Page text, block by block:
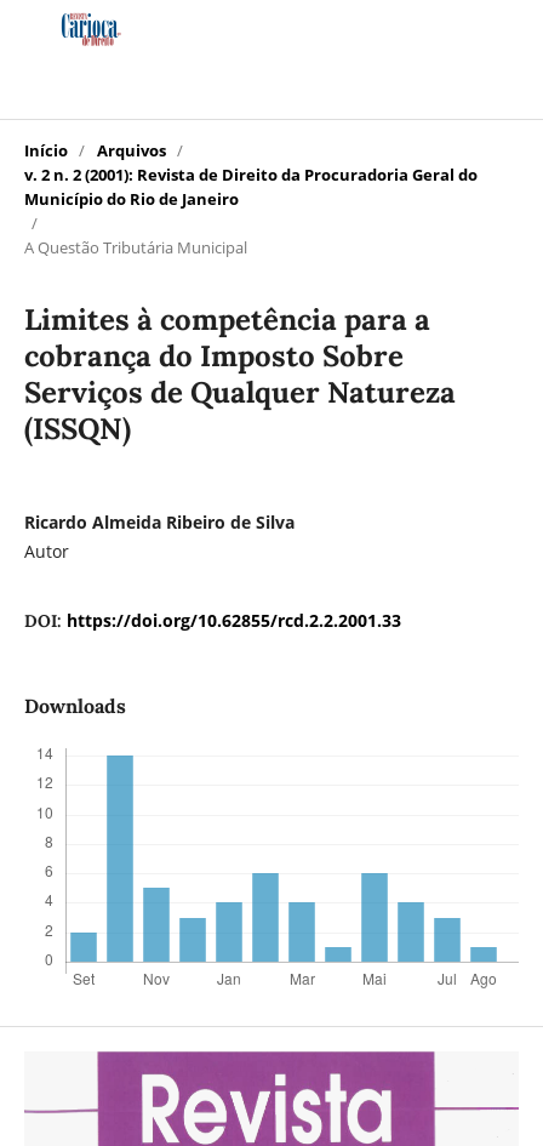
Início / Arquivos /
v. 2 n. 2 (2001): Revista de Direito da Procuradoria Geral do
Município do Rio de Janeiro
/
A Questão Tributária Municipal
Limites à competência para a
cobrança do Imposto Sobre
Serviços de Qualquer Natureza
(ISSQN)
Ricardo Almeida Ribeiro de Silva
Autor
DOI: https://doi.org/10.62855/rcd.2.2.2001.33
Downloads